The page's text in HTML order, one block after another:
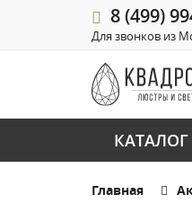
8 (499)
Для звонков из
КАТАЛОГ
Главная